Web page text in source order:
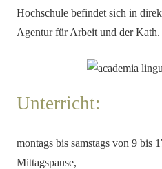
Hochschule befindet sich in
Agentur für Arbeit und der
Unterricht:
montags bis samstags von 9 bis
Mittagspause,